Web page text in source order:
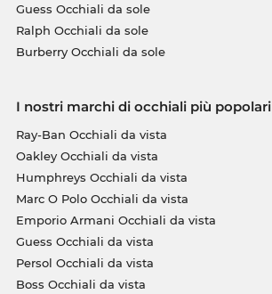
Guess Occhiali da sole
Ralph Occhiali da sole
Burberry Occhiali da sole
I nostri marchi di occhiali più popolari
Ray-Ban Occhiali da vista
Oakley Occhiali da vista
Humphreys Occhiali da vista
Marc O Polo Occhiali da vista
Emporio Armani Occhiali da vista
Guess Occhiali da vista
Persol Occhiali da vista
Boss Occhiali da vista